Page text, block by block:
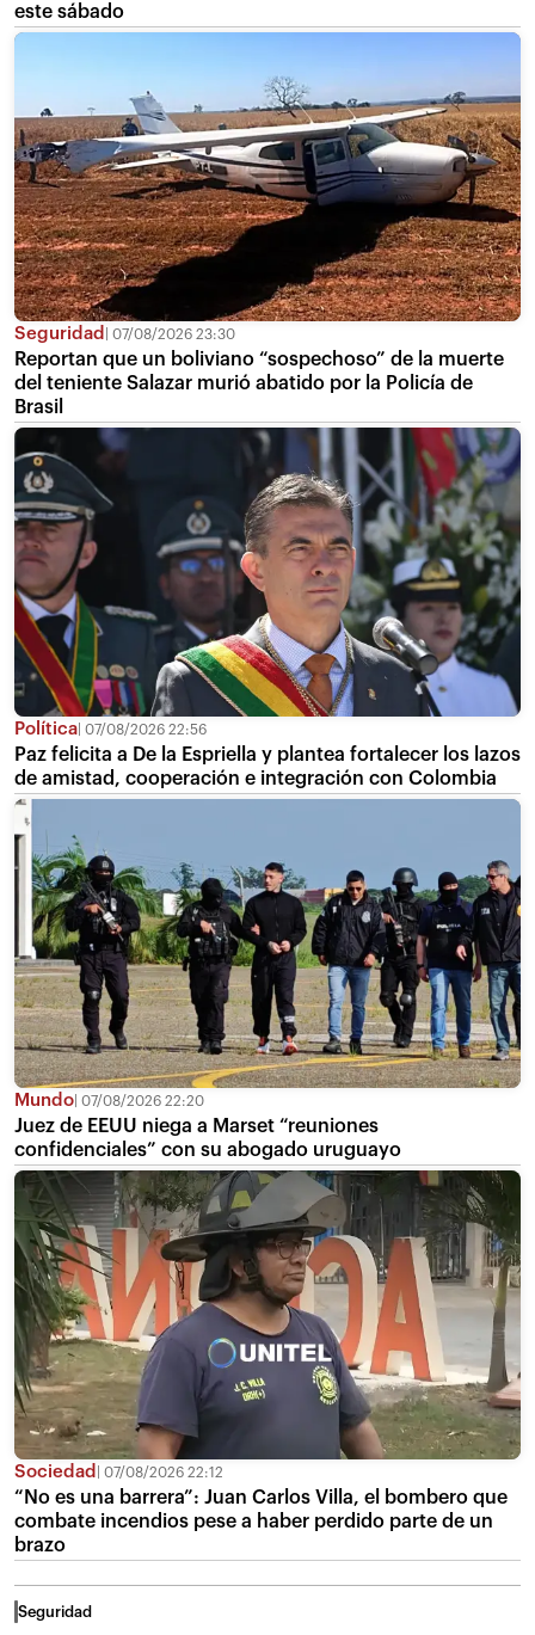
este sábado
Seguridad 07/08/2026 23:30
Reportan que un boliviano “sospechoso” de la muerte
del teniente Salazar murió abatido por la Policía de
Brasil
Política 07/08/2026 22:56
Paz felicita a De la Espriella y plantea fortalecer los lazos
de amistad, cooperación e integración con Colombia
Mundo 07/08/2026 22:20
Juez de EEUU niega a Marset “reuniones
confidenciales” con su abogado uruguayo
Sociedad 07/08/2026 22:12
“No es una barrera”: Juan Carlos Villa, el bombero que
combate incendios pese a haber perdido parte de un
brazo
Seguridad